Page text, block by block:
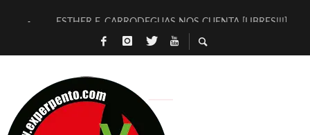
ESTHER F. CARRODEGUAS NOS CUENTA [LIBRES!!!]
[TERRA DE GUAPES] DE SANDRA MONFORT
TIMBRE 4, LA ESCUELA DEL DIRECTOR TEATRAL CLAUDIO
30 AÑOS (NO ES NADA) DE LA KATARSIS DEL TOMATAZO